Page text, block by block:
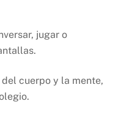
jugar o
cuerpo y la mente,